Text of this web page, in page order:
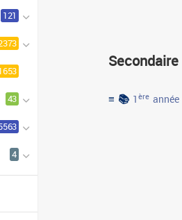
121
43
4
Secondaire
≡ 📚 1ère année